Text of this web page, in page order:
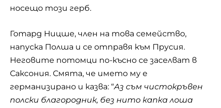
носещо този герб.
Готард Ницше, член на това семейство,
напуска Полша и се отправя към Прусия.
Неговите потомци по-късно се заселват в
Саксония. Смята, че името му е
германизирано и казва: “Аз съм чистокръвен
полски благородник, без нито капка лоша